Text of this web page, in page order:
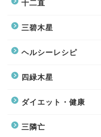
十二直
三碧木星
ヘルシーレシピ
四緑木星
ダイエット・健康
三隣亡